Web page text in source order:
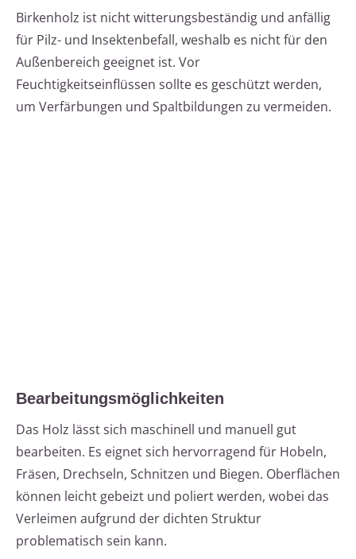
Birkenholz ist nicht witterungsbeständig und anfällig
für Pilz- und Insektenbefall, weshalb es nicht für den
Außenbereich geeignet ist. Vor
Feuchtigkeitseinflüssen sollte es geschützt werden,
um Verfärbungen und Spaltbildungen zu vermeiden.
Bearbeitungsmöglichkeiten
Das Holz lässt sich maschinell und manuell gut
bearbeiten. Es eignet sich hervorragend für Hobeln,
Fräsen, Drechseln, Schnitzen und Biegen. Oberflächen
können leicht gebeizt und poliert werden, wobei das
Verleimen aufgrund der dichten Struktur
problematisch sein kann.